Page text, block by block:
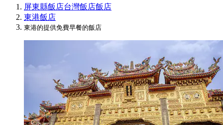
屏東縣飯店台灣飯店飯店
東港飯店
東港的提供免費早餐的飯店